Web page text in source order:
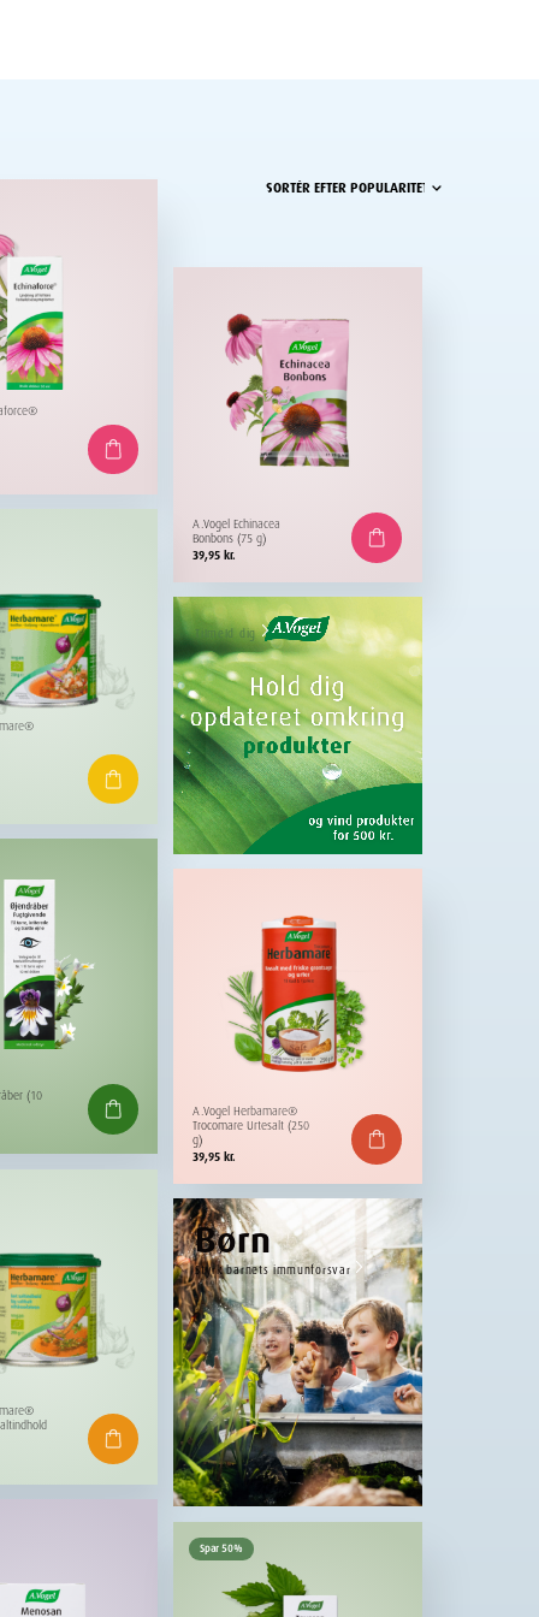
A.Vogel Echinacea
Bonbons (75 g)
39,95kr.
Tilmeld dig
(10
A.Vogel Herbamare®
Trocomare Urtesalt (250
g)
39,95kr.
Børn
Styrk barnets immunforsvar
Spar 50%